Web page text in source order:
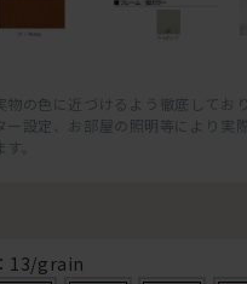
物の色に近づけるよう徹底してお
ー設定、お部屋の照明等により実
。
13/grain